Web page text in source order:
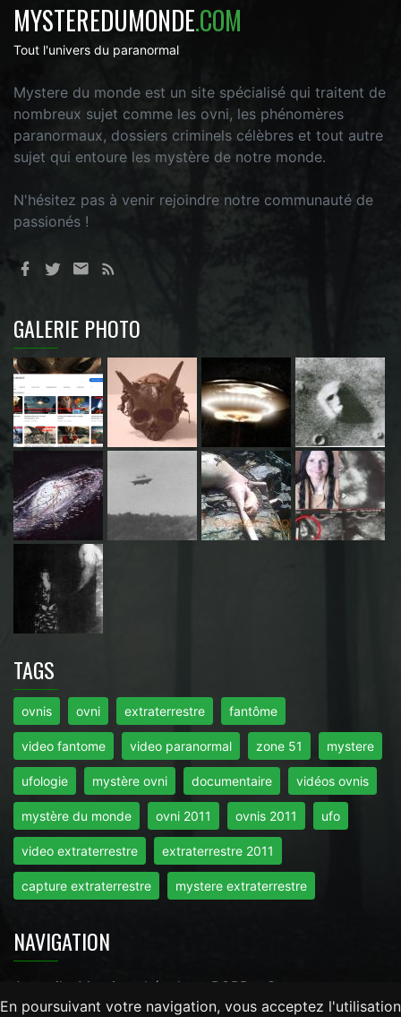
En poursuivant votre navigation, vous acceptez l'utilisation
MYSTEREDUMONDE.COM
Tout l'univers du paranormal
Mystere du monde est un site spécialisé qui traitent de
nombreux sujet comme les ovni, les phénomères
paranormaux, dossiers criminels célèbres et tout autre
sujet qui entoure les mystère de notre monde.
N'hésitez pas à venir rejoindre notre communauté de
passionés !
GALERIE PHOTO
TAGS
ovnis ovni extraterrestre fantôme
video fantome video paranormal zone 51 mystere
ufologie mystère ovni documentaire vidéos ovnis
mystère du monde ovni 2011 ovnis 2011 ufo
video extraterrestre extraterrestre 2011
capture extraterrestre mystere extraterrestre
NAVIGATION
Accueil Mentions Légales RGPD Contact